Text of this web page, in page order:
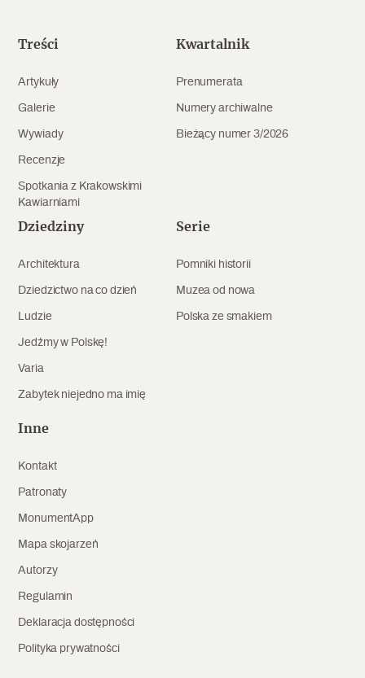
Popularne
Memento dla modernizmu
Zabytek niejedno ma imię
Popularne
Niewykonalne? Nie dla Wawelu
Archeologia
Popularne
Treści
Artykuły
Galerie
Wywiady
Recenzje
Spotkania z Krakowskimi
Kawiarniami
Kwartalnik
Prenumerata
Numery archiwalne
Bieżący numer 3/2026
Dziedziny
Architektura
Dziedzictwo na co dzień
Ludzie
Jedźmy w Polskę!
Varia
Zabytek niejedno ma imię
Serie
Pomniki historii
Muzea od nowa
Polska ze smakiem
Inne
Kontakt
Patronaty
MonumentApp
Mapa skojarzeń
Autorzy
Regulamin
Deklaracja dostępności
Polityka prywatności